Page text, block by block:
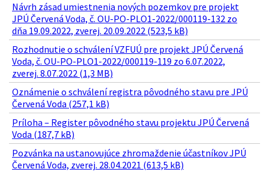
Návrh zásad umiestnenia nových pozemkov pre projekt
JPÚ Červená Voda, č. OU-PO-PLO1-2022/000119-132 zo
dňa 19.09.2022, zverej. 20.09.2022 (523,5 kB)
Rozhodnutie o schválení VZFUÚ pre projekt JPÚ Červená
Voda, č. OU-PO-PLO1-2022/000119-119 zo 6.07.2022,
zverej. 8.07.2022 (1,3 MB)
Oznámenie o schválení registra pôvodného stavu pre JPÚ
Červená Voda (257,1 kB)
Príloha – Register pôvodného stavu projektu JPÚ Červená
Voda (187,7 kB)
Pozvánka na ustanovujúce zhromaždenie účastníkov JPÚ
Červená Voda, zverej. 28.04.2021 (613,5 kB)